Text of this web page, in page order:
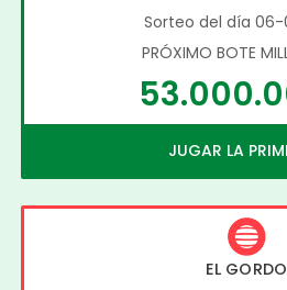
Sorteo del día
PRÓXIMO BOTE
JUGAR LA
EL GORDO